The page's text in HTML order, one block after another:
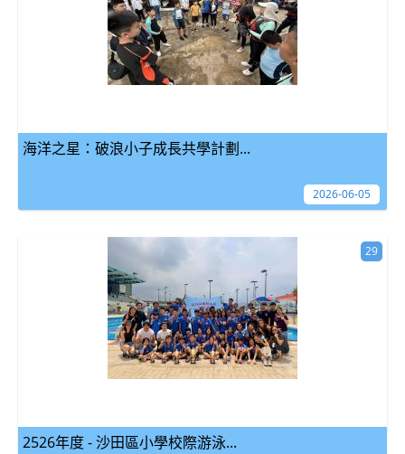
海洋之星：破浪小子成長共學計劃...
2026-06-05
2526年度 - 沙田區小學校際游泳...
29